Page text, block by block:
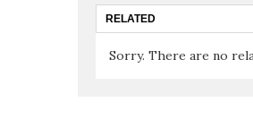
RELATED
Sorry. There are no